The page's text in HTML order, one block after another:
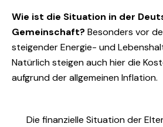
Wie ist die Situation in der
Gemeinschaft? Besonders vor
steigender Energie- und
Natürlich steigen auch hier die
aufgrund der allgemeinen Inflation.
Die finanzielle Situation der